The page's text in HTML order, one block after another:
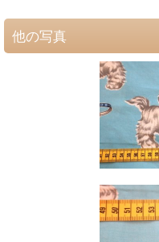
他の写真